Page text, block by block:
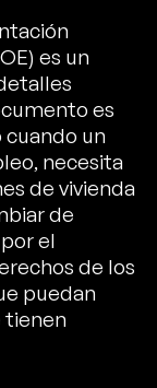
es un
es
cuando un
necesita
de vivienda
de
el
de los
puedan
tienen